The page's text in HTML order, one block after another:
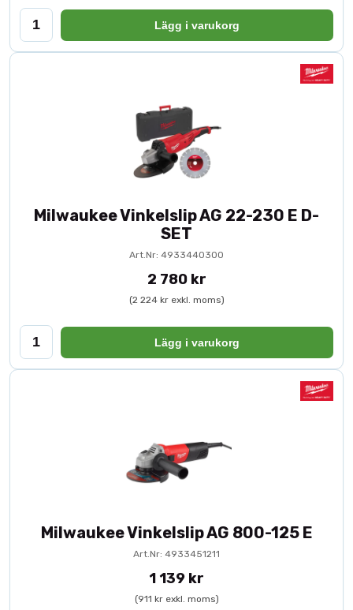
Lägg i varukorg
Milwaukee Vinkelslip AG 22-230 E D-
SET
Art.Nr: 4933440300
2 780 kr
(2 224 kr exkl. moms)
Lägg i varukorg
Milwaukee Vinkelslip AG 800-125 E
Art.Nr: 4933451211
1 139 kr
(911 kr exkl. moms)